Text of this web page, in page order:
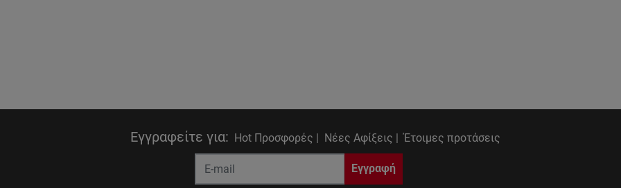
Εγγραφείτε για: Hot Προσφορές | Νέες Αφίξεις | Έτοιμες προτάσεις
Εγγραφή